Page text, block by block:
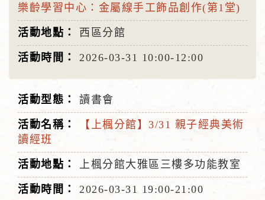
樂齡學習中心：金屬線手工飾品創作(第1堂)
西區分館
2026-03-31 10:00-12:00
讀書會
【上楓分館】3/31 親子經典美術
讀經班
上楓分館大雅區三樓多功能教室
2026-03-31 19:00-21:00